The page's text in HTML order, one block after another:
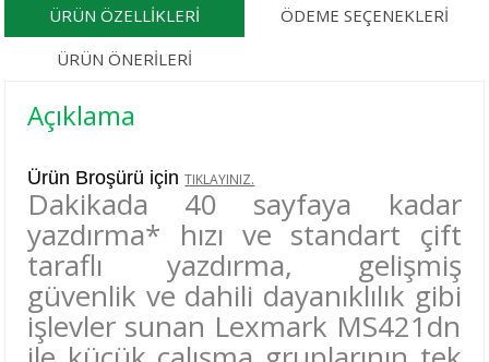
ÜRÜN ÖZELLIKLERI
ÖDEME SEÇENEKLERI
ÜRÜN ÖNERILERI
Açıklama
Ürün Broşürü içinTIKLAYINIZ.
Dakikada 40 sayfaya kadar
yazdırma* hızı ve standart çift
taraflı yazdırma, gelişmiş
güvenlik ve dahili dayanıklılık gibi
işlevler sunan Lexmark MS421dn